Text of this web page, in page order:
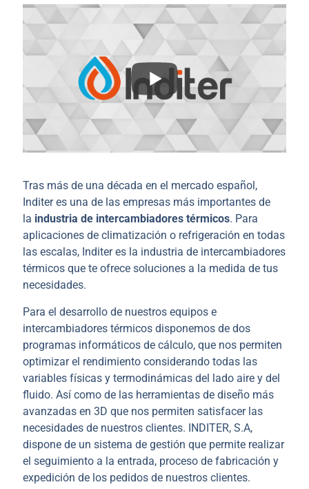
Tras más de una década en el mercado español,
Inditer es una de las empresas más importantes de
la industria de intercambiadores térmicos. Para
aplicaciones de climatización o refrigeración en todas
las escalas, Inditer es la industria de intercambiadores
térmicos que te ofrece soluciones a la medida de tus
necesidades.
Para el desarrollo de nuestros equipos e
intercambiadores térmicos disponemos de dos
programas informáticos de cálculo, que nos permiten
optimizar el rendimiento considerando todas las
variables físicas y termodinámicas del lado aire y del
fluido. Así como de las herramientas de diseño más
avanzadas en 3D que nos permiten satisfacer las
necesidades de nuestros clientes. INDITER, S.A,
dispone de un sistema de gestión que permite realizar
el seguimiento a la entrada, proceso de fabricación y
expedición de los pedidos de nuestros clientes.